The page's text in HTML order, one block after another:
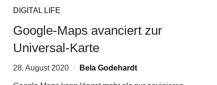
DIGITAL LIFE
Google-Maps avanciert zur
Universal-Karte
28. August 2020 Bela Godehardt